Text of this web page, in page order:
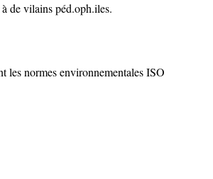
de vilains péd.oph.iles.
les normes environnementales ISO